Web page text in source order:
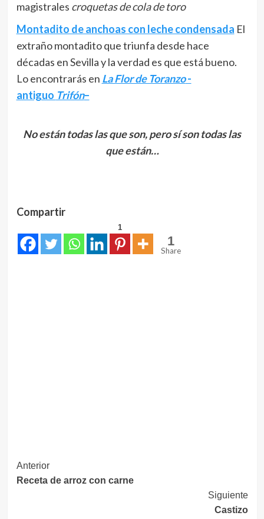
magistrales croquetas de cola de toro
Montadito de anchoas con leche condensada El
extraño montadito que triunfa desde hace
décadas en Sevilla y la verdad es que está bueno.
Lo encontrarás en La Flor de Toranzo-
antiguo Trifón–
No están todas las que son, pero sí son todas las
que están…
Compartir
1
1
Share
Navegación
de
Anterior
Receta de arroz con carne
Siguiente
Castizo